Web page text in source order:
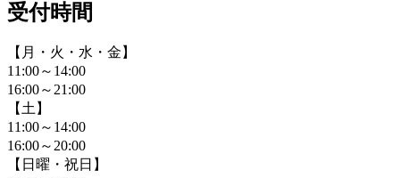
受付時間
【月・火・水・金】
11:00～14:00
16:00～21:00
【土】
11:00～14:00
16:00～20:00
【日曜・祝日】